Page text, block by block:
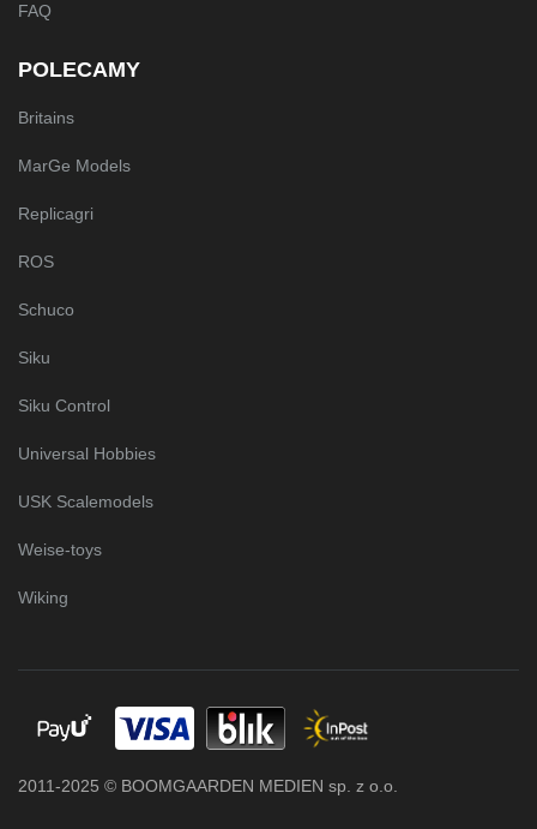
FAQ
POLECAMY
Britains
MarGe Models
Replicagri
ROS
Schuco
Siku
Siku Control
Universal Hobbies
USK Scalemodels
Weise-toys
Wiking
2011-2025 © BOOMGAARDEN MEDIEN sp. z o.o.